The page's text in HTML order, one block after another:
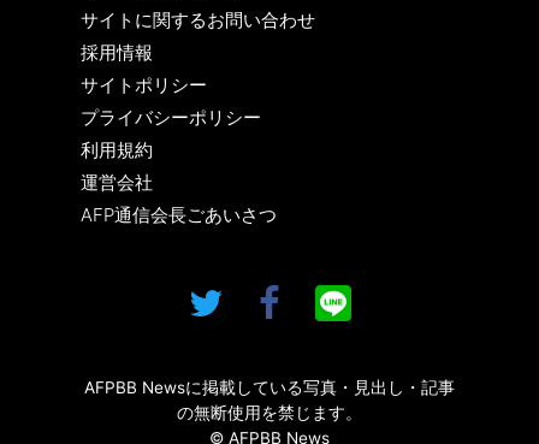
サイトに関するお問い合わせ
採用情報
サイトポリシー
プライバシーポリシー
利用規約
運営会社
AFP通信会長ごあいさつ
AFPBB Newsに掲載している写真・見出し・記事
の無断使用を禁じます。
© AFPBB News